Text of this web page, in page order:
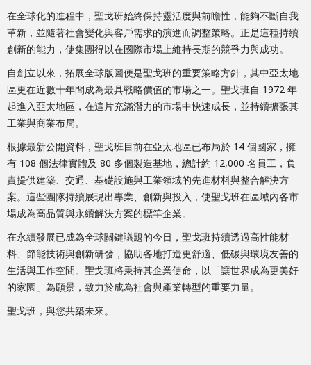
在全球化的進程中，聖戈班始終保持靈活度與前瞻性，能夠不斷自我
革新，並隨著社會變化與客戶需求的演進而調整策略。正是這種持續
創新的能力，使集團得以在國際市場上維持長期的競爭力與成功。
自創立以來，拓展全球版圖便是聖戈班的重要策略方針，其中亞太地
區更在近數十年間成為最具戰略價值的市場之一。聖戈班自 1972 年
起進入亞太地區，在這片充滿潛力的市場中快速成長，並持續擴張其
工業與商業布局。
根據最新公開資料，聖戈班目前在亞太地區已布局於 14 個國家，擁
有 108 個法律實體及 80 多個製造基地，總計約 12,000 名員工，負
責提供建築、交通、基礎設施與工業領域的先進材料與整合解決方
案。這些團隊持續展現出專業、創新與投入，使聖戈班在區域內各市
場成為高品質與永續解決方案的標竿企業。
在永續發展已成為全球關鍵議題的今日，聖戈班持續透過高性能材
料、節能技術與創新研發，協助各地打造更舒適、低碳與環境友善的
生活與工作空間。聖戈班將秉持其企業使命，以「讓世界成為更美好
的家園」為願景，致力於成為社會與產業轉型的重要力量。
聖戈班，與您共築未來。